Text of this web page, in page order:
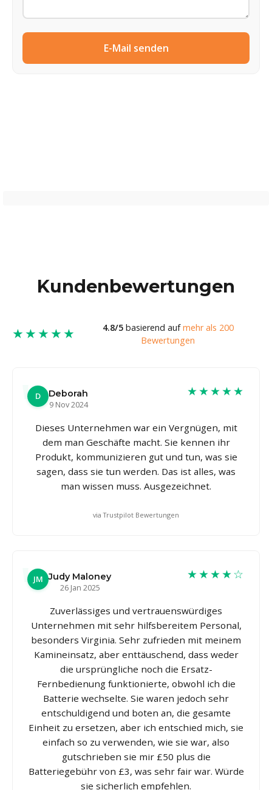
E-Mail senden
Kundenbewertungen
★★★★★ 4.8/5basierend aufmehr als 200
Bewertungen
D
Deborah
9 Nov 2024
★★★★★
Dieses Unternehmen war ein Vergnügen, mit
dem man Geschäfte macht. Sie kennen ihr
Produkt, kommunizieren gut und tun, was sie
sagen, dass sie tun werden. Das ist alles, was
man wissen muss. Ausgezeichnet.
via Trustpilot Bewertungen
JM Judy Maloney
26 Jan 2025
★★★★☆
Zuverlässiges und vertrauenswürdiges
Unternehmen mit sehr hilfsbereitem Personal,
besonders Virginia. Sehr zufrieden mit meinem
Kamineinsatz, aber enttäuschend, dass weder
die ursprüngliche noch die Ersatz-
Fernbedienung funktionierte, obwohl ich die
Batterie wechselte. Sie waren jedoch sehr
entschuldigend und boten an, die gesamte
Einheit zu ersetzen, aber ich entschied mich, sie
einfach so zu verwenden, wie sie war, also
gutschrieben sie mir £50 plus die
Batteriegebühr von £3, was sehr fair war. Würde
sie sicherlich empfehlen.